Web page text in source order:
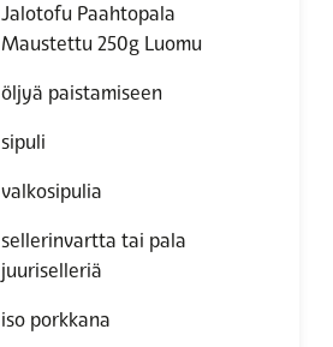
Jalotofu Paahtopala
Maustettu 250g Luomu
öljyä paistamiseen
sipuli
valkosipulia
sellerinvartta tai pala
juuriselleriä
iso porkkana